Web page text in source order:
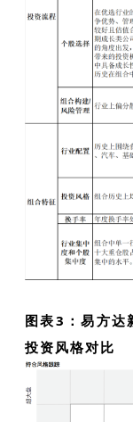
图表3：易方达
投资风格对比